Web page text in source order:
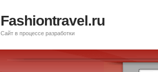
Fashiontravel.ru
Сайт в процессе разработки